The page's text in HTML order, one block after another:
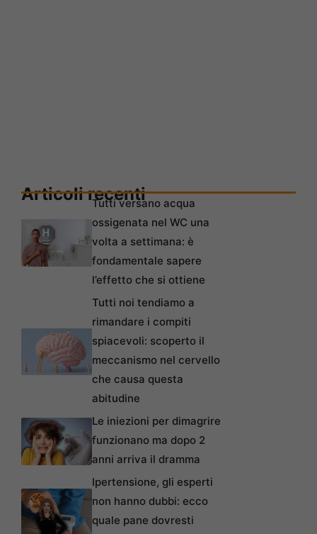
Articoli recenti
Tutti versano acqua
ossigenata nel WC una
volta a settimana: è
fondamentale sapere
l’effetto che si ottiene
Tutti noi tendiamo a
rimandare i compiti
spiacevoli: scoperto il
meccanismo nel cervello
che causa questa
abitudine
Le iniezioni per dimagrire
funzionano ma dopo 2
anni arriva il dramma
Ipertensione, gli esperti
non hanno dubbi: ecco
quale pane dovresti